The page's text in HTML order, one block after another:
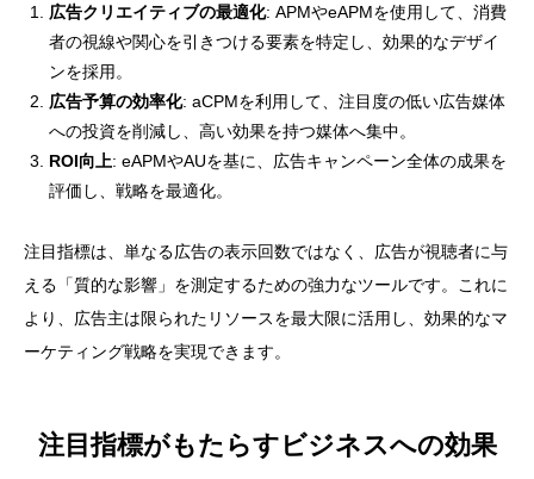
広告クリエイティブの最適化: APMやeAPMを使用して、消費
者の視線や関心を引きつける要素を特定し、効果的なデザイ
ンを採用。
広告予算の効率化: aCPMを利用して、注目度の低い広告媒体
への投資を削減し、高い効果を持つ媒体へ集中。
ROI向上: eAPMやAUを基に、広告キャンペーン全体の成果を
評価し、戦略を最適化。
注目指標は、単なる広告の表示回数ではなく、広告が視聴者に与
える「質的な影響」を測定するための強力なツールです。これに
より、広告主は限られたリソースを最大限に活用し、効果的なマ
ーケティング戦略を実現できます。
注目指標がもたらすビジネスへの効果